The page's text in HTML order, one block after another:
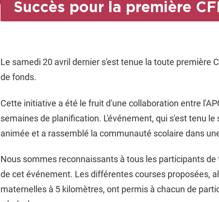
Succès pour la première
Le samedi 20 avril dernier s'est tenue la toute première
de fonds.
Cette initiative a été le fruit d'une collaboration entre
semaines de planification. L'événement, qui s'est tenu
animée et a rassemblé la communauté scolaire dans
Nous sommes reconnaissants à tous les participants
de cet événement. Les différentes courses proposées,
maternelles à 5 kilomètres, ont permis à chacun de